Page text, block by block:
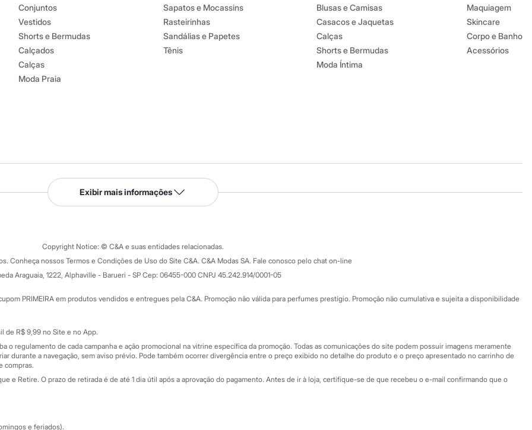
Conjuntos
Vestidos
Shorts e Bermudas
Calçados
Calças
Moda Praia
Sapatos e Mocassins
Rasteirinhas
Sandálias e Papetes
Tênis
Blusas e Camisas
Casacos e Jaquetas
Calças
Shorts e Bermudas
Moda Íntima
Maquiagem
Skincare
Corpo e Banho
Acessórios
Serviços
Tipos de serviços
Formas de pagamento
Todas as vantagens
Minha C&A
Cupons de desconto
Atendimento
Fale conosco
Central de ética
Eventos
Exibir mais informações
Copyright Notice: © C&A e suas entidades relacionadas.
Conheça nossos Termos e Condições de Uso do Site C&A. C&A Modas SA. Fale conosco pelo chat on-line
Araguaia, 1222, Alphaville - Barueri - SP Cep: 06455-000 CNPJ 45.242.914/0001-05
PRIMEIRA em produtos vendidos e entregues pela C&A. Promoção não válida para perfumes prestígio. Promoção não cumulativa e sujeita a disponibilidade
de R$ 9,99 no Site e no App.
o regulamento de cada campanha e ação promocional na vitrine específica da promoção. Todas as comunicações do site podem possuir imagens meramente
durante a navegação, sem aviso prévio. Pode também ocorrer divergência entre o preço exibido no detalhe do produto e o preço apresentado no carrinho de
compras.
e Retire. O prazo de retirada é de até 1 dia útil após a aprovação do pagamento. Antes de ir à loja, certifique-se de que recebeu o e-mail confirmando que o
e feriados).